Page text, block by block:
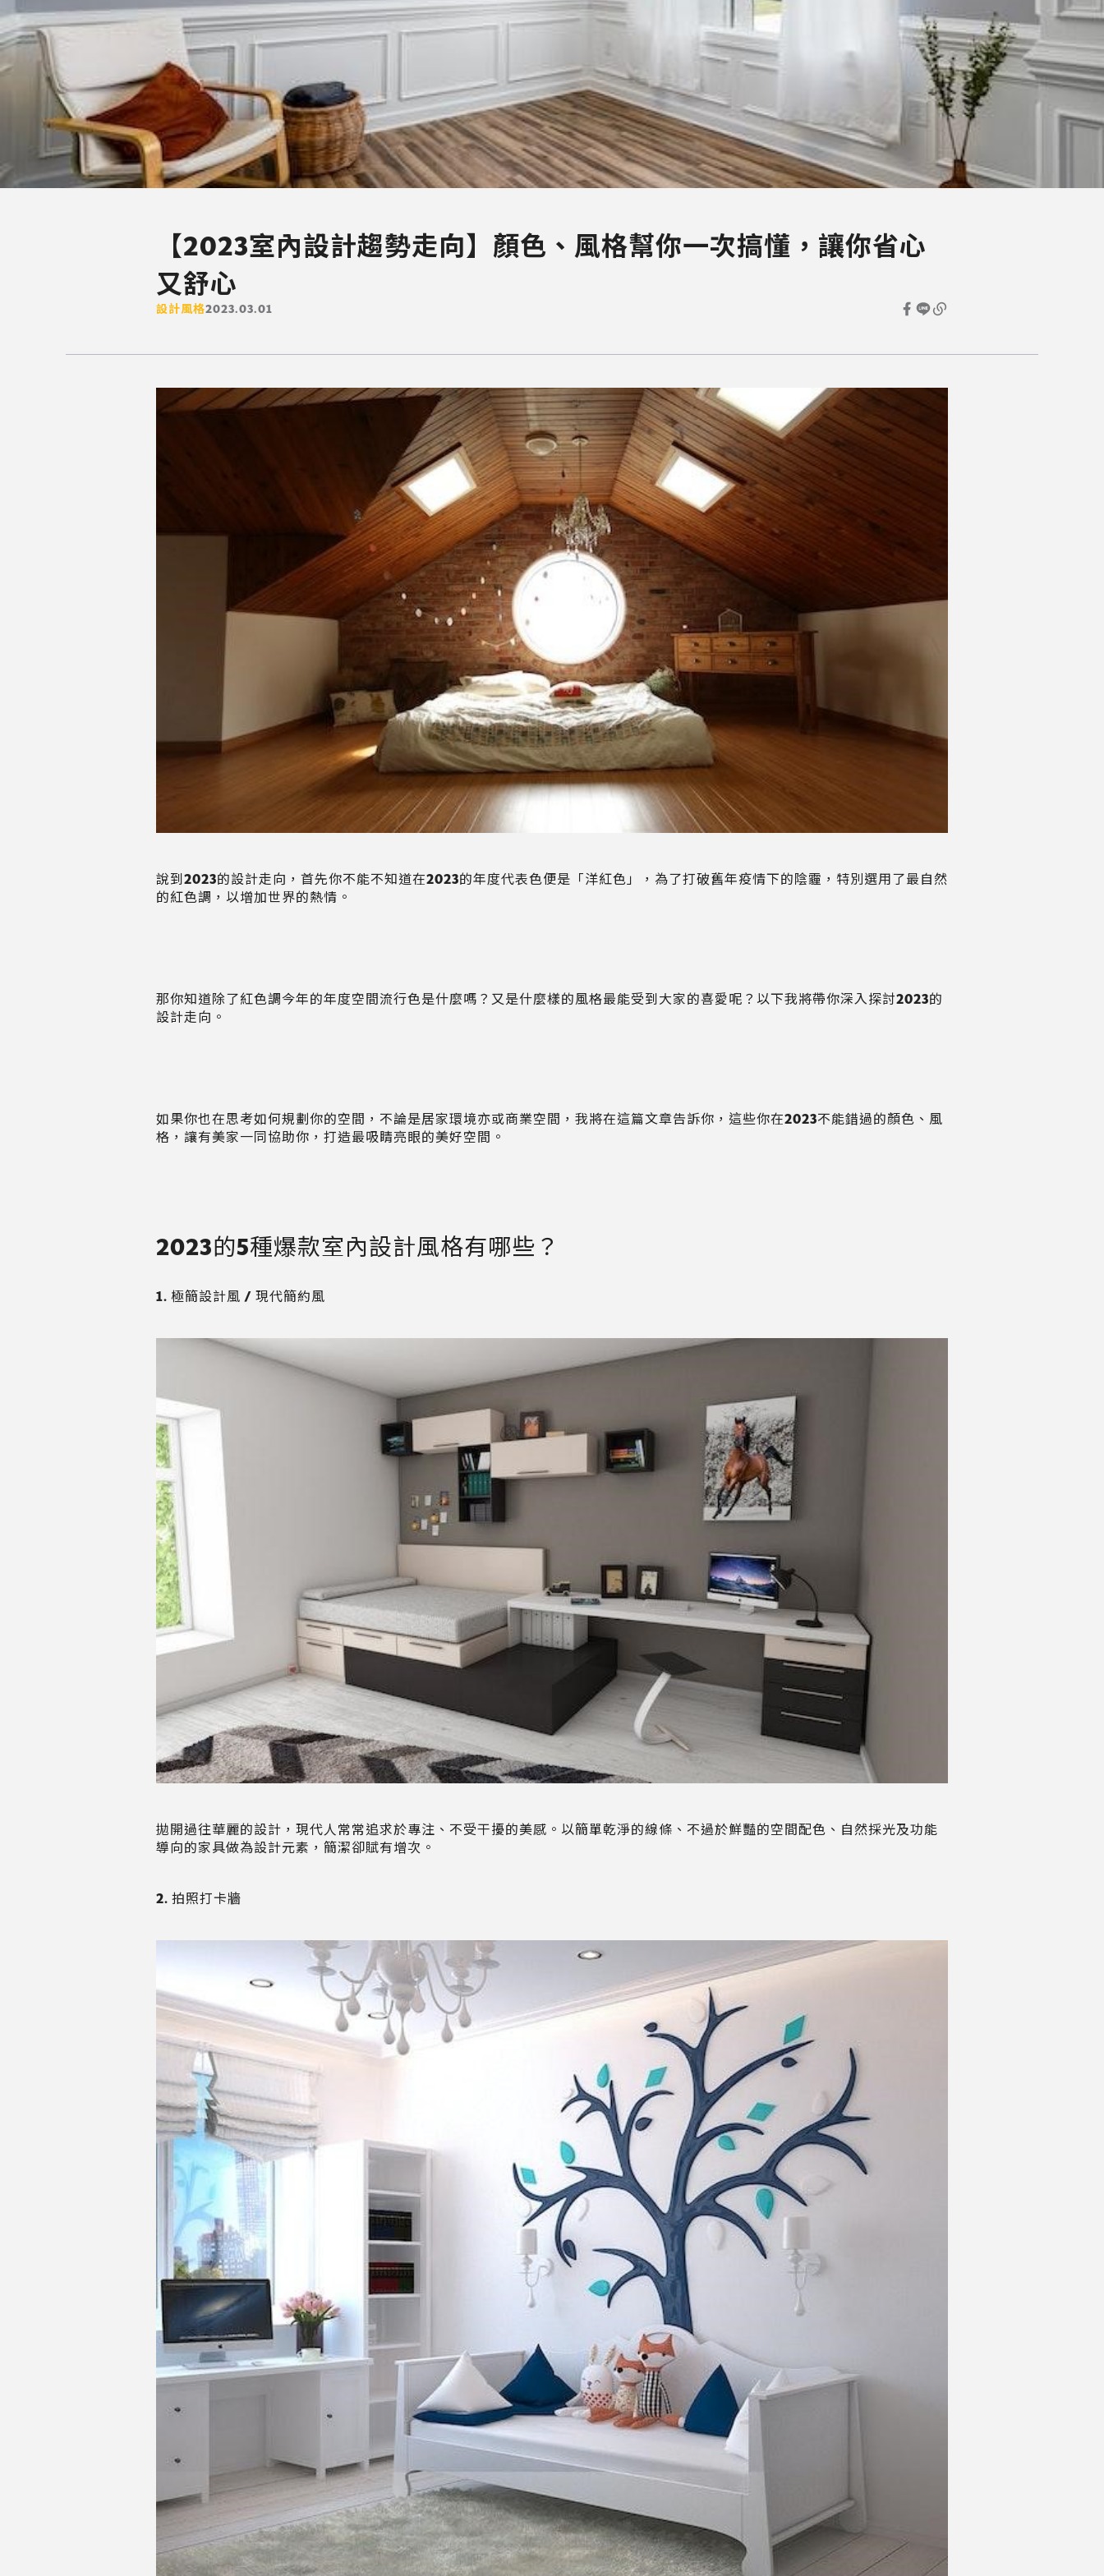
【2023室內設計趨勢走向】顏色、風格幫你一次搞懂，讓你省心
又舒心
設計風格2023.03.01
說到2023的設計走向，首先你不能不知道在2023的年度代表色便是「洋紅色」，為了打破舊年疫情下的陰霾，特別選用了最自然
的紅色調，以增加世界的熱情。
那你知道除了紅色調今年的年度空間流行色是什麼嗎？又是什麼樣的風格最能受到大家的喜愛呢？以下我將帶你深入探討2023的
設計走向。
如果你也在思考如何規劃你的空間，不論是居家環境亦或商業空間，我將在這篇文章告訴你，這些你在2023不能錯過的顏色、風
格，讓有美家一同協助你，打造最吸睛亮眼的美好空間。
2023的5種爆款室內設計風格有哪些？
1. 極簡設計風 / 現代簡約風
拋開過往華麗的設計，現代人常常追求於專注、不受干擾的美感。以簡單乾淨的線條、不過於鮮豔的空間配色、自然採光及功能
導向的家具做為設計元素，簡潔卻賦有增次。
2. 拍照打卡牆